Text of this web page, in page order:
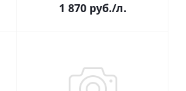
1 870 руб./л.